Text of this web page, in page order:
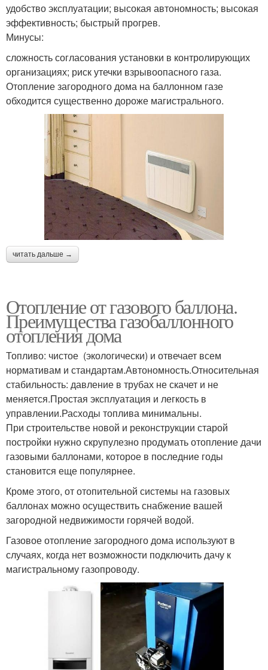
удобство эксплуатации; высокая автономность; высокая
эффективность; быстрый прогрев.
Минусы:
сложность согласования установки в контролирующих
организациях; риск утечки взрывоопасного газа.
Отопление загородного дома на баллонном газе
обходится существенно дороже магистрального.
читать дальше →
Отопление от газового баллона.
Преимущества газобаллонного
отопления дома
Топливо: чистое (экологически) и отвечает всем
нормативам и стандартам.Автономность.Относительная
стабильность: давление в трубах не скачет и не
меняется.Простая эксплуатация и легкость в
управлении.Расходы топлива минимальны.
При строительстве новой и реконструкции старой
постройки нужно скрупулезно продумать отопление дачи
газовыми баллонами, которое в последние годы
становится еще популярнее.
Кроме этого, от отопительной системы на газовых
баллонах можно осуществить снабжение вашей
загородной недвижимости горячей водой.
Газовое отопление загородного дома используют в
случаях, когда нет возможности подключить дачу к
магистральному газопроводу.